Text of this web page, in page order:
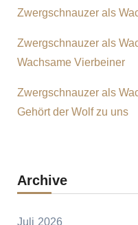
Zwergschnauzer als
Zwergschnauzer als
Wachsame Vierbeiner
Zwergschnauzer als
Gehört der Wolf zu uns
Archive
Juli 2026